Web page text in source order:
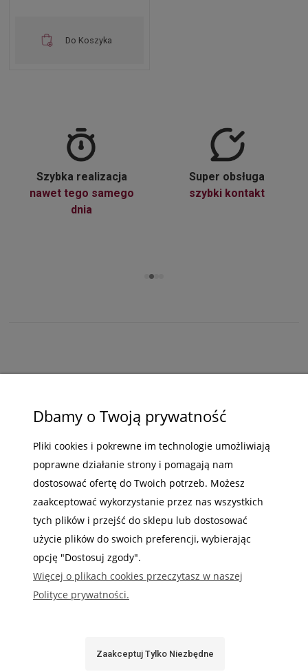
Do Koszyka
Szybka realizacja
nawet tego samego
dnia
Super obsługa
szybki kontakt
POMOC
MOJE KONTO
INFORMACJE
Gdzie nas możesz znaleźć
Sabaj System
Dbamy o Twoją prywatność
Pliki cookies i pokrewne im technologie umożliwiają
poprawne działanie strony i pomagają nam
dostosować ofertę do Twoich potrzeb. Możesz
zaakceptować wykorzystanie przez nas wszystkich
tych plików i przejść do sklepu lub dostosować
użycie plików do swoich preferencji, wybierając
opcję "Dostosuj zgody".
Więcej o plikach cookies przeczytasz w naszej
Polityce prywatności.
Zaakceptuj Tylko Niezbędne